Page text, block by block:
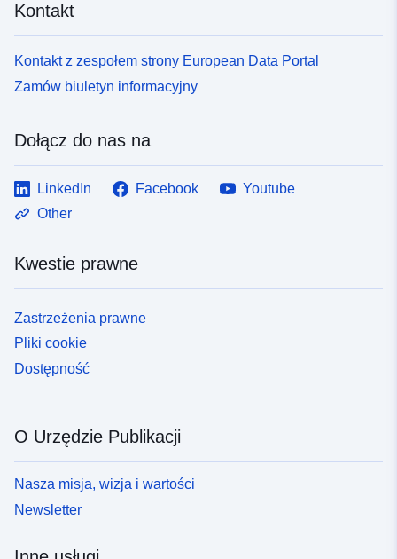
Kontakt
Kontakt z zespołem strony European Data Portal
Zamów biuletyn informacyjny
Dołącz do nas na
LinkedIn Facebook
Youtube
Other
Kwestie prawne
Zastrzeżenia prawne
Pliki cookie
Dostępność
O Urzędzie Publikacji
Nasza misja, wizja i wartości
Newsletter